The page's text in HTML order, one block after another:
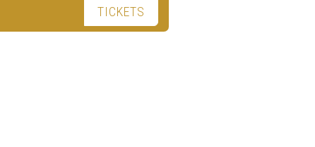
TICKETS